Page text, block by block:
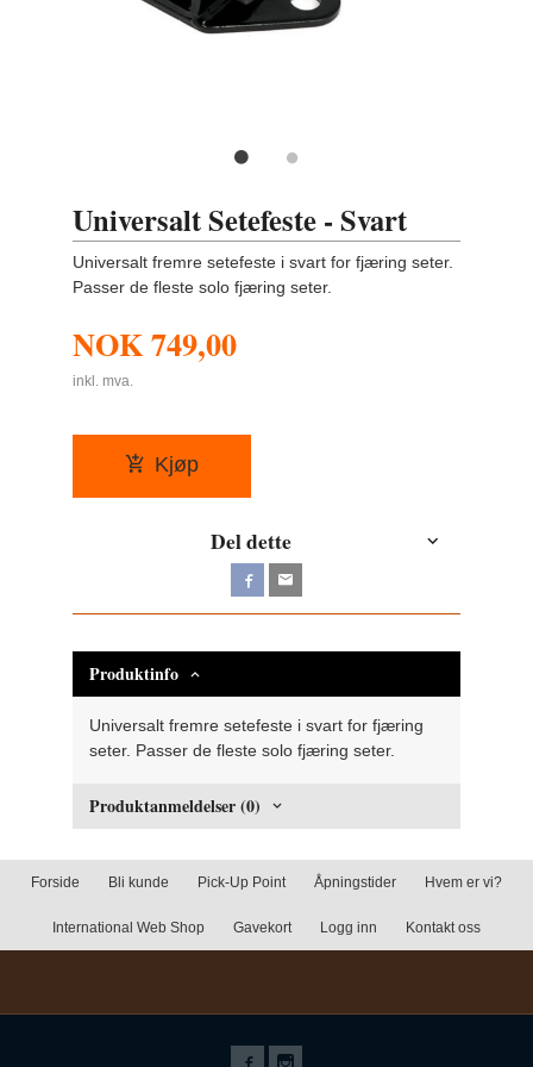
Universalt Setefeste - Svart
Universalt fremre setefeste i svart for fjæring seter.
Passer de fleste solo fjæring seter.
NOK749,00
inkl. mva.
Kjøp
Del dette
Produktinfo
Universalt fremre setefeste i svart for fjæring
seter. Passer de fleste solo fjæring seter.
Produktanmeldelser (0)
Forside Bli kunde Pick-Up Point Åpningstider Hvem er vi?
International Web Shop Gavekort Logg inn Kontakt oss